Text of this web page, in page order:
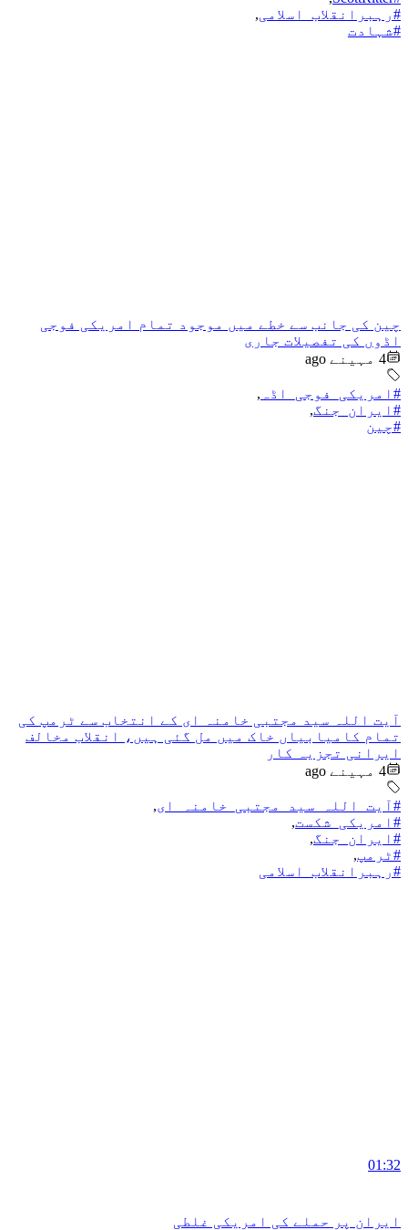
#رہبرانقلاب_اسلامی,
#شہادت
چین کی جانب سے خطے میں موجود تمام امریکی فوجی
اڈوں کی تفصیلات جاری
4 مہینے ago
#امریکی_فوجی_اڈہ ,
#ایران_جنگ,
#چین
آیت اللہ سید مجتبی خامنہ ای کے انتخاب سے ٹرمپ کی
تمام کامیابیاں خاک میں مل گئی ہیں، انقلاب مخالف
ایرانی تجزیہ کار
4 مہینے ago
#آیت_اللہ_سید_مجتبی_خامنہ_ای,
#امریکی_شکست,
#ایران_جنگ,
#ٹرمپ,
#رہبرانقلاب_اسلامی
01:32
ایران پر حملے کی امریکی غلطی